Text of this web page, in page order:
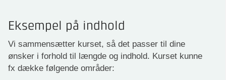
Eksempel på indhold
Vi sammensætter kurset, så det passer til dine
ønsker i forhold til længde og indhold. Kurset kunne
fx dække følgende områder: